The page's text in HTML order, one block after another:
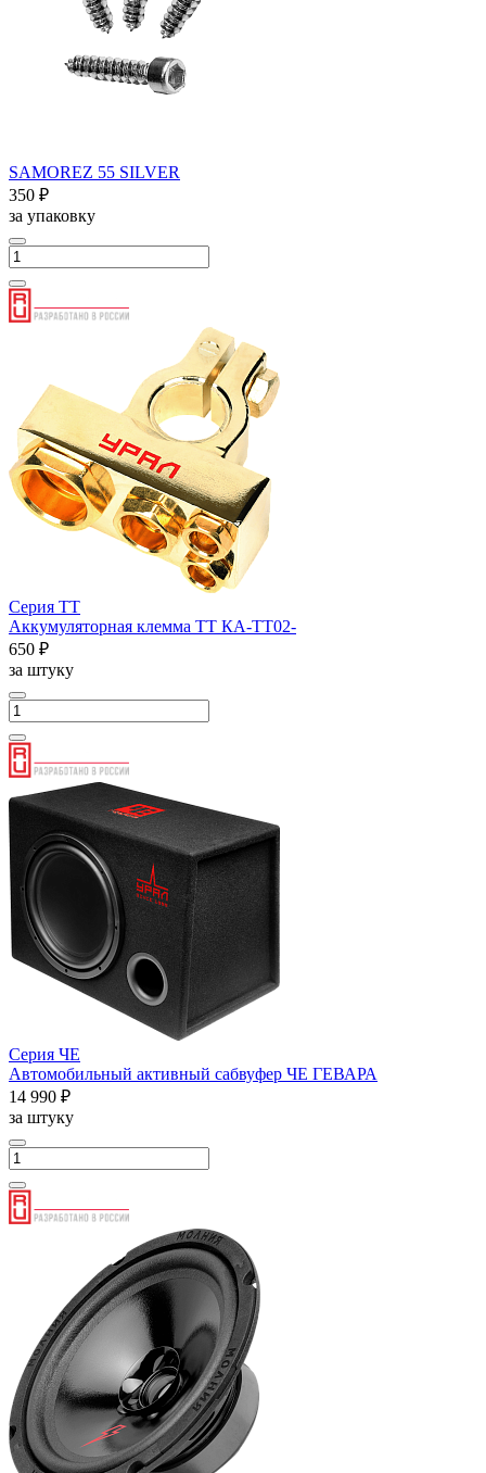
SAMOREZ 55 SILVER
350 ₽
за упаковку
Серия ТТ
Аккумуляторная клемма ТТ КА-ТТ02-
650 ₽
за штуку
Серия ЧЕ
Автомобильный активный сабвуфер ЧЕ ГЕВАРА
14 990 ₽
за штуку